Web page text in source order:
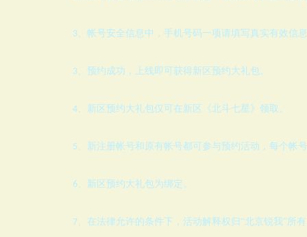
3、帐号安全信息中，手机号码一项请填写真实有效信
3、预约成功，上线即可获得新区预约大礼包。
4、新区预约大礼包仅可在新区《北斗七星》领取。
5 、新注册帐号和原有帐号都可参与预约活动，每个帐
6、新区预约大礼包为绑定。
7、在法律允许的条件下，活动解释权归 “北京锐我”所有